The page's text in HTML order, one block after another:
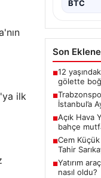
ilk
BTC
Son
■12
gölette
■
İstanbul’a
■Açık Hava
bahçe
■Cem
Tahir
■Yatırım
nasıl oldu?